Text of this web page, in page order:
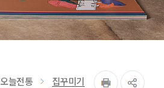
오늘전통 집꾸미기